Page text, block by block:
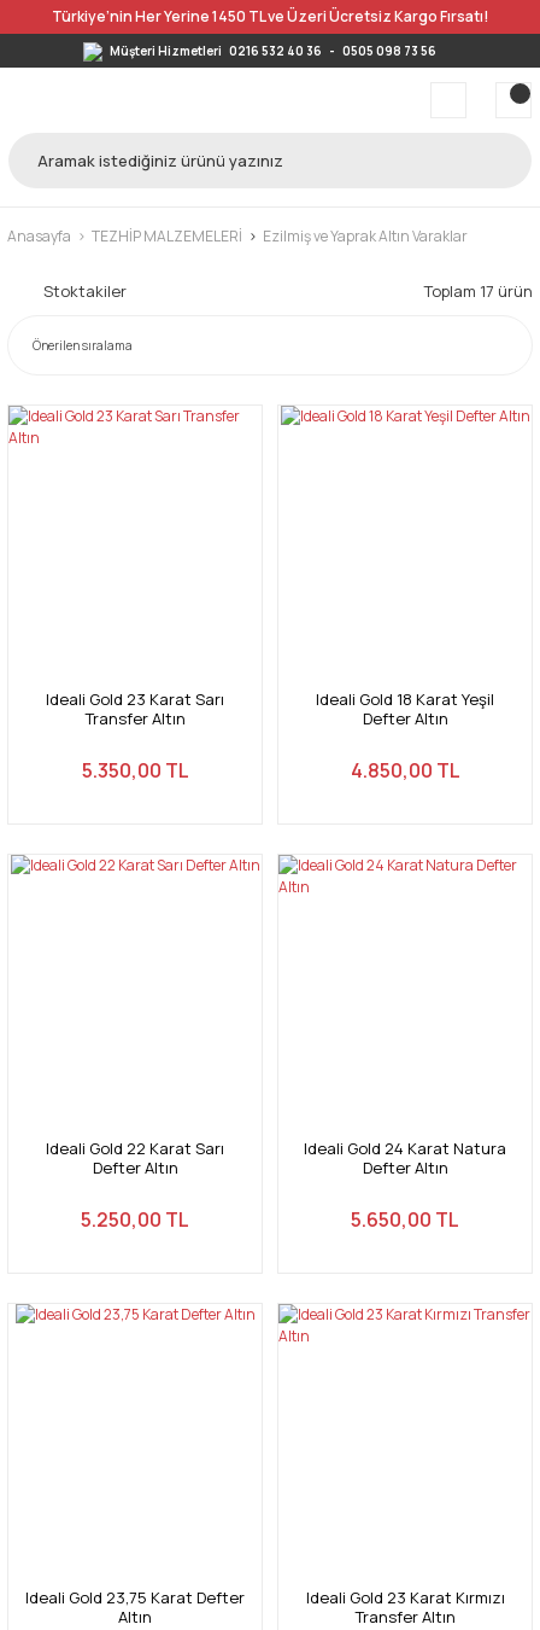
Türkiye’nin Her Yerine 1450 TL ve Üzeri Ücretsiz Kargo Fırsatı!
Müşteri Hizmetleri 0216 532 40 36 - 0505 098 73 56
Anasayfa TEZHİP MALZEMELERİ Ezilmiş ve Yaprak Altın Varaklar
Stoktakiler Toplam 17 ürün
Ideali Gold 23 Karat Sarı
Transfer Altın
5.350,00 TL
Ideali Gold 18 Karat Yeşil
Defter Altın
4.850,00 TL
Ideali Gold 22 Karat Sarı
Defter Altın
5.250,00 TL
Ideali Gold 24 Karat Natura
Defter Altın
5.650,00 TL
Ideali Gold 23,75 Karat Defter
Altın
Ideali Gold 23 Karat Kırmızı
Transfer Altın